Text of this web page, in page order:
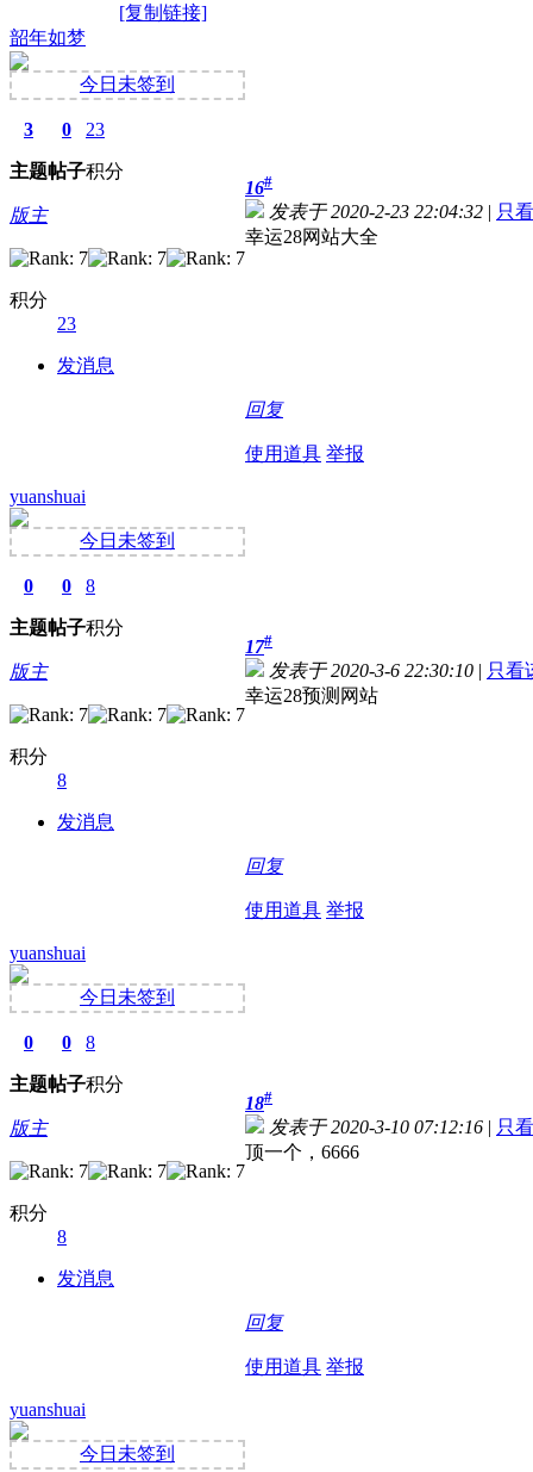
[复制链接]
韶年如梦
今日未签到
3
主题
0
帖子
23
积分
版主
积分
23
发消息
16#
发表于 2020-2-23 22:04:32 | 只
幸运28网站大全
回复
使用道具 举报
yuanshuai
今日未签到
0
主题
0
帖子
8
积分
版主
积分
8
发消息
17#
发表于 2020-3-6 22:30:10 | 只看
幸运28预测网站
回复
使用道具 举报
yuanshuai
今日未签到
0
主题
0
帖子
8
积分
版主
积分
8
发消息
18#
发表于 2020-3-10 07:12:16 | 只
顶一个，6666
回复
使用道具 举报
yuanshuai
今日未签到